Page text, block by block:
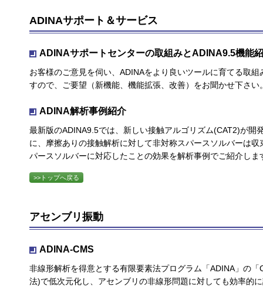
ADINAサポート＆サービス
ADINAサポートセンターの取組みとADINA9.5機能
お客様のご意見を伺い、ADINAをより良いツールに育てる取
すので、ご要望（新機能、機能拡張、改善）をお聞かせ下さ
ADINA解析事例紹介
最新版のADINA9.5では、新しい接触アルゴリズム(CAT2)が開
に、摩擦ありの接触解析に対して非対称スパースソルバーは
パースソルバーに対応したことの効果を解析事例でご紹介しま
>>トップへ戻る
アセンブリ振動
ADINA-CMS
非線形解析を得意とする有限要素法プログラム「ADINA」の
法)で低次元化し、アセンブリの非線形問題に対しても効率的